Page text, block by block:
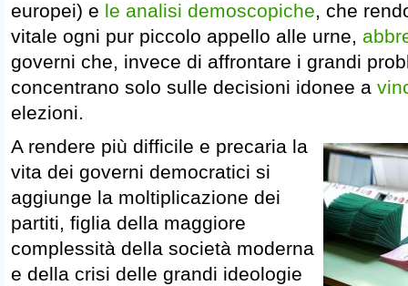
europei) e le analisi demoscopiche, che
vitale ogni pur piccolo appello alle urne,
governi che, invece di affrontare i grandi
concentrano solo sulle decisioni idonee a
elezioni.
A rendere più difficile e precaria la
vita dei governi democratici si
aggiunge la moltiplicazione dei
partiti, figlia della maggiore
complessità della società moderna
e della crisi delle grandi ideologie